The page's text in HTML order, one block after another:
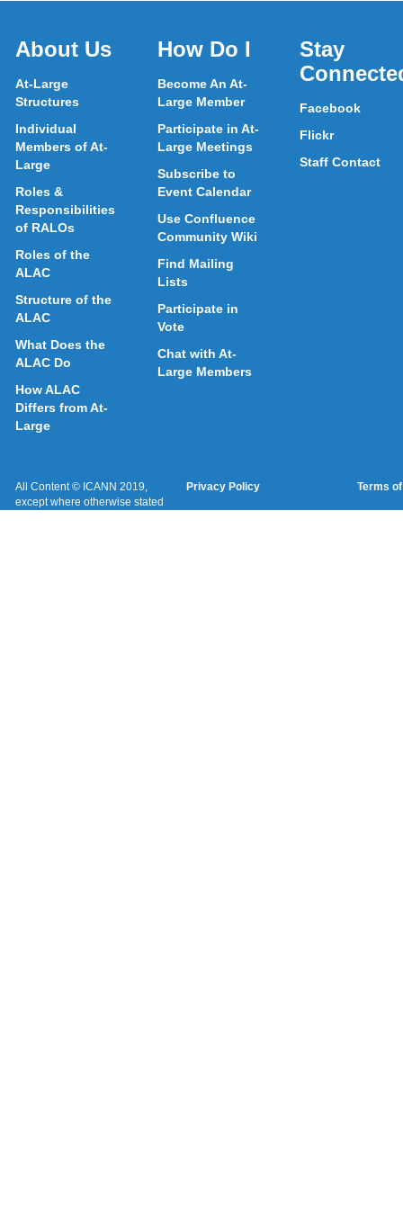
About Us
At-Large
Structures
Individual
Members of At-
Large
Roles &
Responsibilities
of RALOs
Roles of the
ALAC
Structure of the
ALAC
What Does the
ALAC Do
How ALAC
Differs from At-
Large
How Do I
Become An At-
Large Member
Participate in At-
Large Meetings
Subscribe to
Event Calendar
Use Confluence
Community Wiki
Find Mailing
Lists
Participate in
Vote
Chat with At-
Large Members
Stay
Facebook
Flickr
Staff Contact
All Content © ICANN 2019,
except where otherwise stated
Privacy Policy Terms